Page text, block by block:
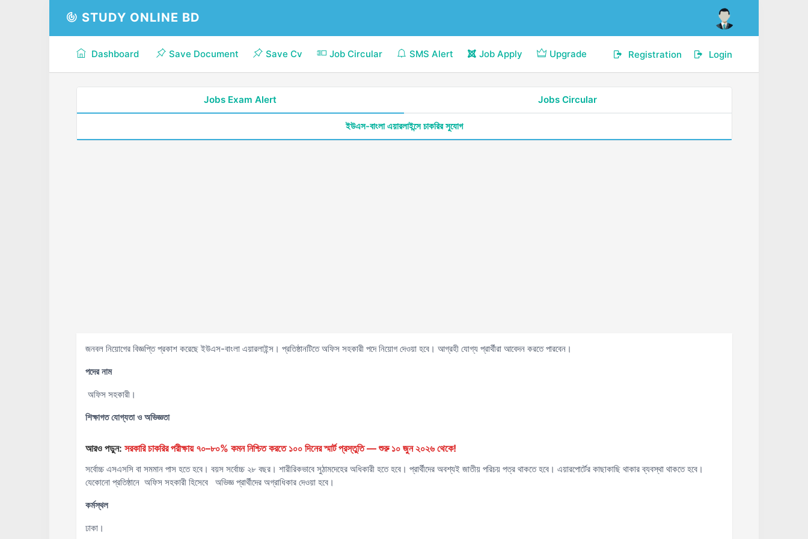
STUDY ONLINE BD
Dashboard Save Document Save Cv Job Circular SMS Alert Job Apply Upgrade Login
Registration
Jobs Exam Alert Jobs Circular
ইউএস-বাংলা এয়ারলাইন্সে চাকরির সুযোগ
জনবল নিয়োগের বিজ্ঞপ্তি প্রকাশ করেছে ইউএস-বাংলা এয়ারলাইন্স। প্রতিষ্ঠানটিতে অফিস সহকারী পদে নিয়োগ দেওয়া হবে। আগ্রহী যোগ্য প্রার্থীরা আবেদন করতে পারবেন।
পদের নাম
অফিস সহকারী।
শিক্ষাগত যোগ্যতা ও অভিজ্ঞতা
আরও পড়ুন: সরকারি চাকরির পরীক্ষায় ৭০–৮০% কমন নিশ্চিত করতে ১০০ দিনের স্মার্ট প্রস্তুতি — শুরু ১০ জুন ২০২৬ থেকে!
সর্বোচ্চ এসএসসি বা সমমান পাস হতে হবে। বয়স সর্বোচ্চ ২৮ বছর। শারীরিকভাবে সুঠামদেহের অধিকারী হতে হবে। প্রার্থীদের অবশ্যই জাতীয় পরিচয় পত্র থাকতে হবে। এয়ারপোর্টের কাছাকাছি থাকার ব্যবস্থা থাকতে হবে।
যেকোনো প্রতিষ্ঠানে অফিস সহকারী হিসেবে অভিজ্ঞ প্রার্থীদের অগ্রাধিকার দেওয়া হবে।
কর্মস্থল
ঢাকা।